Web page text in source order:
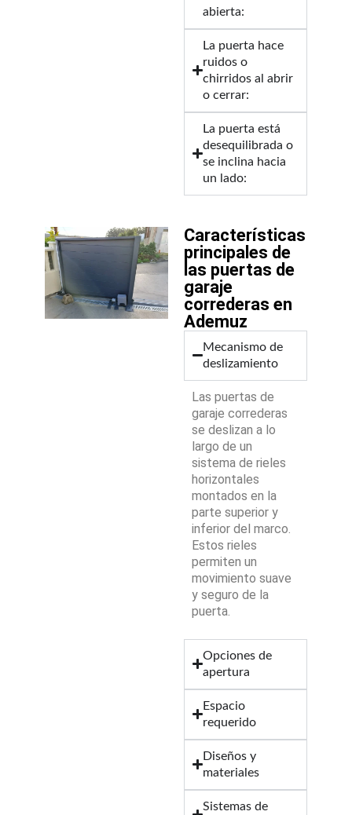
abierta:
La puerta hace
ruidos o
chirridos al abrir
o cerrar:
La puerta está
desequilibrada o
se inclina hacia
un lado:
Características
principales de
las puertas de
garaje
correderas en
Ademuz
Mecanismo de
deslizamiento
Las puertas de
garaje correderas
se deslizan a lo
largo de un
sistema de rieles
horizontales
montados en la
parte superior y
inferior del marco.
Estos rieles
permiten un
movimiento suave
y seguro de la
puerta.
Opciones de
apertura
Espacio
requerido
Diseños y
materiales
Sistemas de